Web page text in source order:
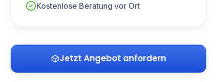
Kostenlose Beratung vor Ort
Jetzt Angebot anfordern